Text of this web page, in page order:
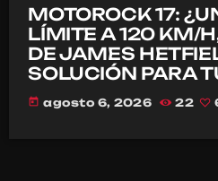
MOTOROCK 17:
LÍMITE A 120 KM/
DE JAMES
SOLUCIÓN PARA
today agosto 6, 2026 22